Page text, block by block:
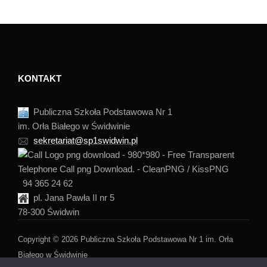
KONTAKT
Publiczna Szkoła Podstawowa Nr 1
im. Orła Białego w Świdwinie
sekretariat@sp1swidwin.pl
94 365 24 62
pl. Jana Pawła II nr 5
78-300 Świdwin
Copyright © 2026 Publiczna Szkoła Podstawowa Nr 1 im. Orła
Białego w Świdwinie